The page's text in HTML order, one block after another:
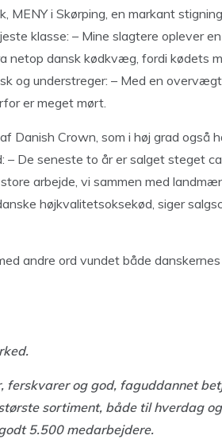
MENY i Skørping, en markant
klasse: – Mine slagtere oplever
netop dansk kødkvæg, fordi kødets
og understreger: – Med en
er meget mørt.
Danish Crown, som i høj grad også
– De seneste to år er salget steget
arbejde, vi sammen med
højkvalitetsoksekød, siger
andre ord vundet både
og god, faguddannet
sortiment, både til hverdag
5.500 medarbejdere.